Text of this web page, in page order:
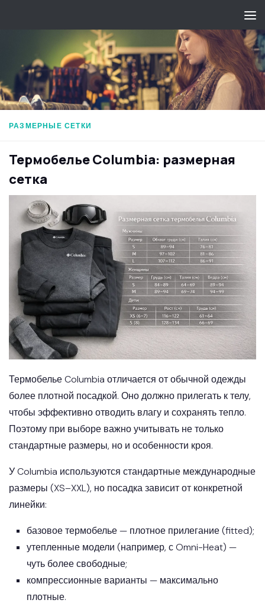
РАЗМЕРНЫЕ СЕТКИ
Термобелье Columbia: размерная
сетка
Термобелье Columbia отличается от обычной одежды
более плотной посадкой. Оно должно прилегать к телу,
чтобы эффективно отводить влагу и сохранять тепло.
Поэтому при выборе важно учитывать не только
стандартные размеры, но и особенности кроя.
У Columbia используются стандартные международные
размеры (XS–XXL), но посадка зависит от конкретной
линейки:
базовое термобелье — плотное прилегание (fitted);
утепленные модели (например, с Omni-Heat) —
чуть более свободные;
компрессионные варианты — максимально
плотные.